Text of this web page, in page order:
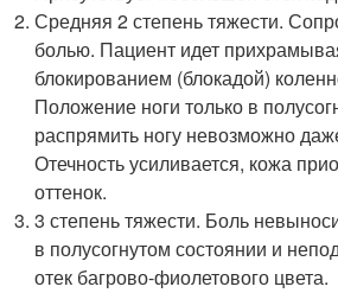
Средняя 2 степень тяжести.
болью. Пациент идет
блокированием (блокадой)
Положение ноги только в
распрямить ногу невозможно
Отечность усиливается, кожа
оттенок.
3 степень тяжести. Боль
в полусогнутом состоянии и
отек багрово-фиолетового цвета.